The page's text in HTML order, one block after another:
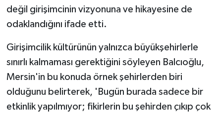
değil girişimcinin vizyonuna ve hikayesine de
odaklandığını ifade etti.
Girişimcilik kültürünün yalnızca büyükşehirlerle
sınırlı kalmaması gerektiğini söyleyen Balcıoğlu,
Mersin'in bu konuda örnek şehirlerden biri
olduğunu belirterek, 'Bugün burada sadece bir
etkinlik yapılmıyor; fikirlerin bu şehirden çıkıp çok